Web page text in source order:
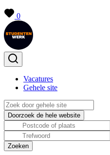
0
Vacatures
Gehele site